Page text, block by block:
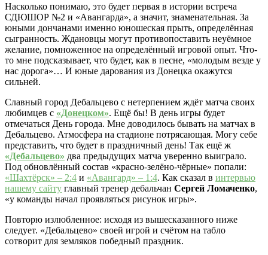
Насколько понимаю, это будет первая в истории встреча
СДЮШОР №2 и «Авангарда», а значит, знаменательная. За
юными дончанами именно юношеская прыть, определённая
сыгранность. Ждановцы могут противопоставить неуёмное
желание, помноженное на определённый игровой опыт. Что-
то мне подсказывает, что будет, как в песне, «молодым везде у
нас дорога»… И юные дарования из Донецка окажутся
сильней.
Славный город Дебальцево с нетерпением ждёт матча своих
любимцев с «Донецком». Ещё бы! В день игры будет
отмечаться День города. Мне доводилось бывать на матчах в
Дебальцево. Атмосфера на стадионе потрясающая. Могу себе
представить, что будет в праздничный день! Так ещё ж
«Дебальцево» два предыдущих матча уверенно выиграло.
Под обновлённый состав «красно-зелёно-чёрные» попали:
«Шахтёрск» – 2:4 и «Авангард» – 1:4. Как сказал в интервью
нашему сайту главный тренер дебальчан Сергей Ломаченко,
«у команды начал проявляться рисунок игры».
Повторю излюбленное: исходя из вышесказанного ниже
следует. «Дебальцево» своей игрой и счётом на табло
сотворит для земляков победный праздник.